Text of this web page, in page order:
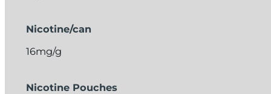
Nicotine/can
16mg/g
Nicotine Pouches